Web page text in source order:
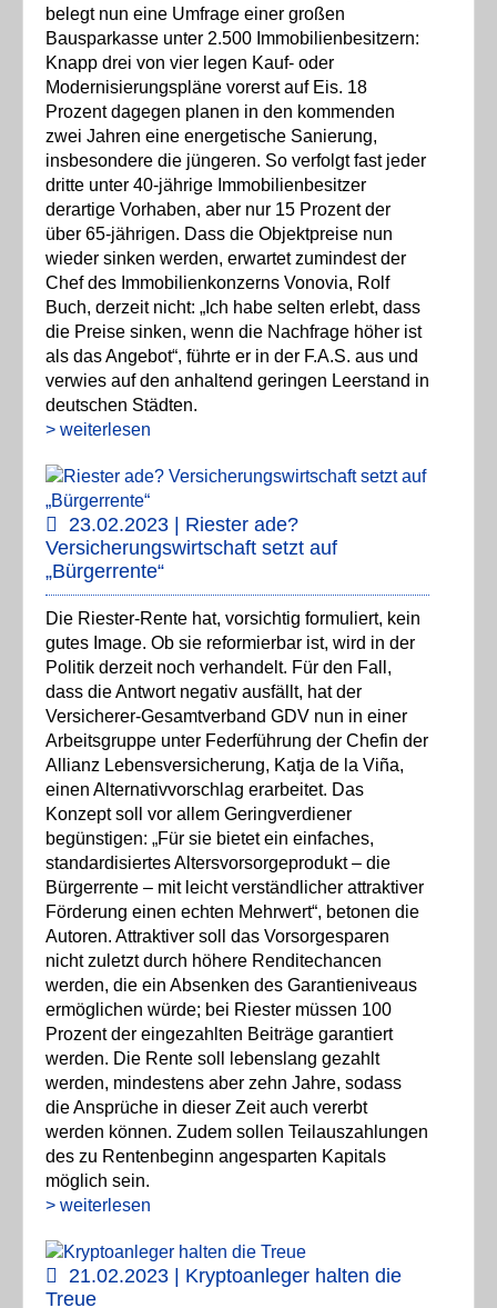
belegt nun eine Umfrage einer großen
Bausparkasse unter 2.500 Immobilienbesitzern:
Knapp drei von vier legen Kauf- oder
Modernisierungspläne vorerst auf Eis. 18
Prozent dagegen planen in den kommenden
zwei Jahren eine energetische Sanierung,
insbesondere die jüngeren. So verfolgt fast jeder
dritte unter 40-jährige Immobilienbesitzer
derartige Vorhaben, aber nur 15 Prozent der
über 65-jährigen. Dass die Objektpreise nun
wieder sinken werden, erwartet zumindest der
Chef des Immobilienkonzerns Vonovia, Rolf
Buch, derzeit nicht: „Ich habe selten erlebt, dass
die Preise sinken, wenn die Nachfrage höher ist
als das Angebot“, führte er in der F.A.S. aus und
verwies auf den anhaltend geringen Leerstand in
deutschen Städten.
> weiterlesen
23.02.2023 | Riester ade?
Versicherungswirtschaft setzt auf
„Bürgerrente“
Die Riester-Rente hat, vorsichtig formuliert, kein
gutes Image. Ob sie reformierbar ist, wird in der
Politik derzeit noch verhandelt. Für den Fall,
dass die Antwort negativ ausfällt, hat der
Versicherer-Gesamtverband GDV nun in einer
Arbeitsgruppe unter Federführung der Chefin der
Allianz Lebensversicherung, Katja de la Viña,
einen Alternativvorschlag erarbeitet. Das
Konzept soll vor allem Geringverdiener
begünstigen: „Für sie bietet ein einfaches,
standardisiertes Altersvorsorgeprodukt – die
Bürgerrente – mit leicht verständlicher attraktiver
Förderung einen echten Mehrwert“, betonen die
Autoren. Attraktiver soll das Vorsorgesparen
nicht zuletzt durch höhere Renditechancen
werden, die ein Absenken des Garantieniveaus
ermöglichen würde; bei Riester müssen 100
Prozent der eingezahlten Beiträge garantiert
werden. Die Rente soll lebenslang gezahlt
werden, mindestens aber zehn Jahre, sodass
die Ansprüche in dieser Zeit auch vererbt
werden können. Zudem sollen Teilauszahlungen
des zu Rentenbeginn angesparten Kapitals
möglich sein.
> weiterlesen
21.02.2023 | Kryptoanleger halten die
Treue